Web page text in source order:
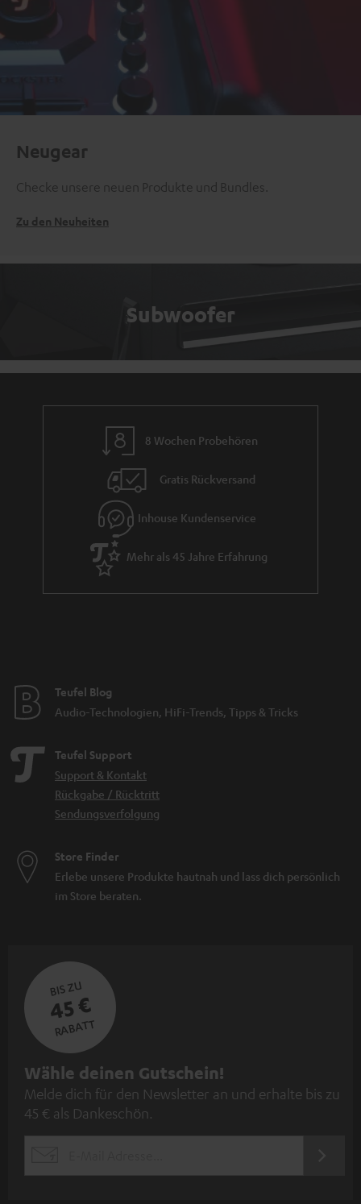
Neugear
Checke unsere neuen Produkte und Bundles.
Zu den Neuheiten
Subwoofer
8 Wochen Probehören
Gratis Rückversand
Inhouse Kundenservice
Mehr als 45 Jahre Erfahrung
Teufel Blog
Audio-Technologien, HiFi-Trends, Tipps & Tricks
Teufel Support
Support & Kontakt
Rückgabe / Rücktritt
Sendungsverfolgung
Store Finder
Erlebe unsere Produkte hautnah und lass dich persönlich
im Store beraten.
BIS ZU
45 €
RABATT
N
e
w
Wähle deinen Gutschein!
Melde dich für den Newsletter an und erhalte bis zu
45 € als Dankeschön.